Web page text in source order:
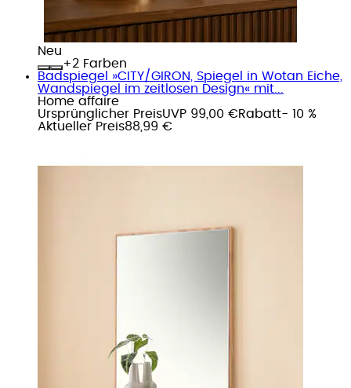
Neu
+
Farben
Badspiegel »CITY/GIRON, Spiegel in Wotan Eiche,
Wandspiegel im zeitlosen Design« mit...
Home affaire
Ursprünglicher PreisUVP 99,00 €Rabatt- 10 %
Aktueller Preis88,99 €